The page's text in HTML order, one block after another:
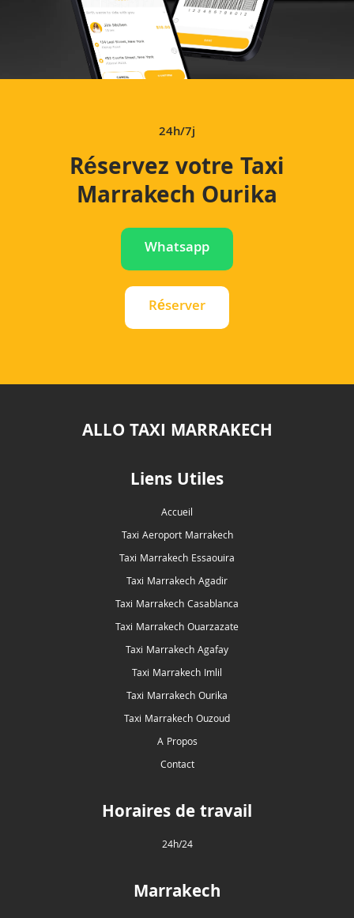
24h/7j
Réservez votre Taxi
Marrakech Ourika
Whatsapp
Réserver
ALLO TAXI MARRAKECH
Liens Utiles
Accueil
Taxi Aeroport Marrakech
Taxi Marrakech Essaouira
Taxi Marrakech Agadir
Taxi Marrakech Casablanca
Taxi Marrakech Ouarzazate
Taxi Marrakech Agafay
Taxi Marrakech Imlil
Taxi Marrakech Ourika
Taxi Marrakech Ouzoud
A Propos
Contact
Horaires de travail
24h/24
Marrakech